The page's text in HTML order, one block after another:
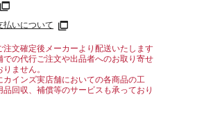
払いについて
注文確定後メーカーより配送いたします
での代行ご注文や出品者へのお取り寄せ
ません。
カインズ実店舗においての各商品の工
品回収、補償等のサービスも承っており